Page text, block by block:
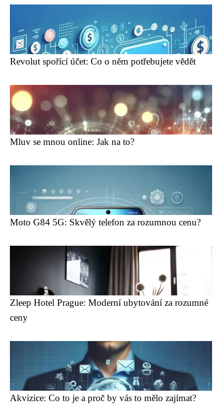
Revolut spořící účet: Co o něm potřebujete vědět
Mluv se mnou online: Jak na to?
Moto G84 5G: Skvělý telefon za rozumnou cenu?
Zleep Hotel Prague: Moderní ubytování za rozumné
ceny
Akvizice: Co to je a proč by vás to mělo zajímat?